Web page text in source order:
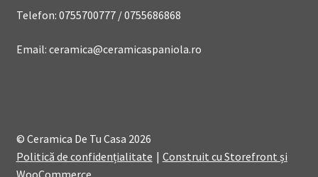
Telefon: 0755700777 / 0755686868
Email: ceramica@ceramicaspaniola.ro
© Ceramica De Tu Casa 2026
Politică de confidențialitate
Construit cu Storefront și
WooCommerce